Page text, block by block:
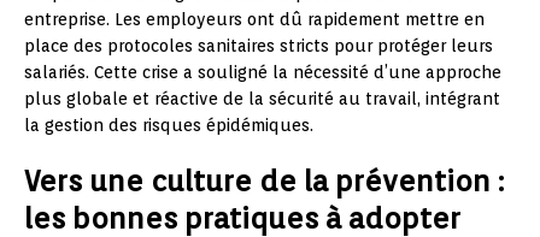
entreprise. Les employeurs ont dû rapidement mettre en
place des protocoles sanitaires stricts pour protéger leurs
salariés. Cette crise a souligné la nécessité d’une approche
plus globale et réactive de la sécurité au travail, intégrant
la gestion des risques épidémiques.
Vers une culture de la prévention :
les bonnes pratiques à adopter